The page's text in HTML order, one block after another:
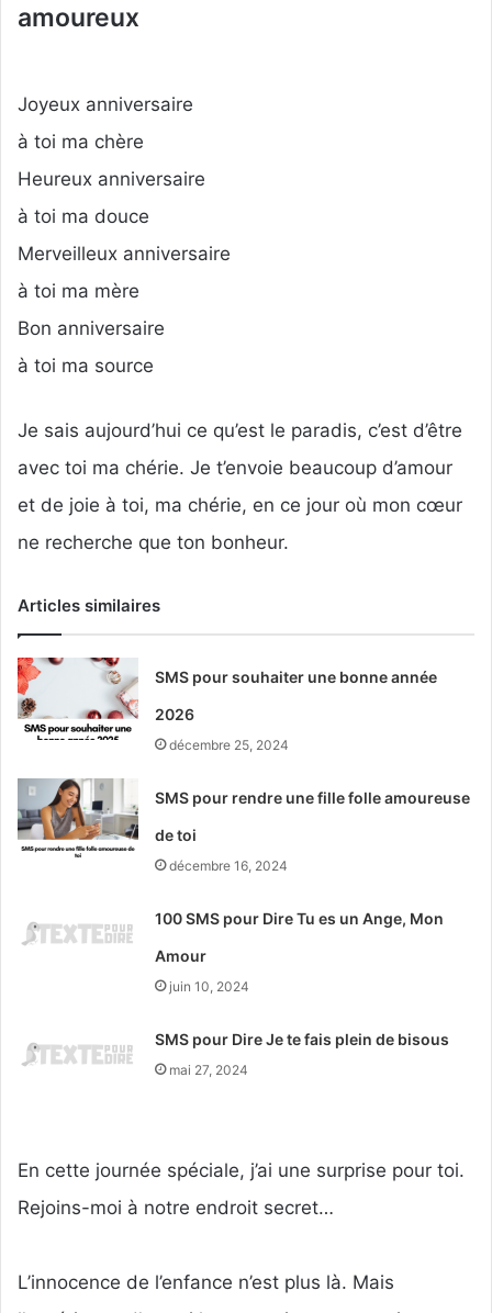
amoureux
Joyeux anniversaire
à toi ma chère
Heureux anniversaire
à toi ma douce
Merveilleux anniversaire
à toi ma mère
Bon anniversaire
à toi ma source
Je sais aujourd’hui ce qu’est le paradis, c’est d’être
avec toi ma chérie. Je t’envoie beaucoup d’amour
et de joie à toi, ma chérie, en ce jour où mon cœur
ne recherche que ton bonheur.
Articles similaires
SMS pour souhaiter une bonne année
2026
décembre 25, 2024
SMS pour rendre une fille folle amoureuse
de toi
décembre 16, 2024
100 SMS pour Dire Tu es un Ange, Mon
Amour
juin 10, 2024
SMS pour Dire Je te fais plein de bisous
mai 27, 2024
En cette journée spéciale, j’ai une surprise pour toi.
Rejoins-moi à notre endroit secret…
L’innocence de l’enfance n’est plus là. Mais